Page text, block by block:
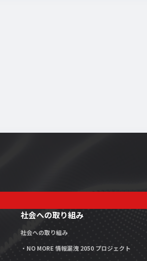
社会への取り組み
社会への取り組み
・NO MORE 情報漏洩 2050 プロジェクト